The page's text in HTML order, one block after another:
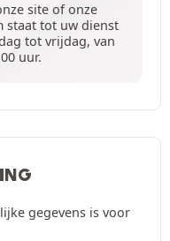
site of onze
staat tot uw dienst
tot vrijdag, van
uur.
gegevens is voor